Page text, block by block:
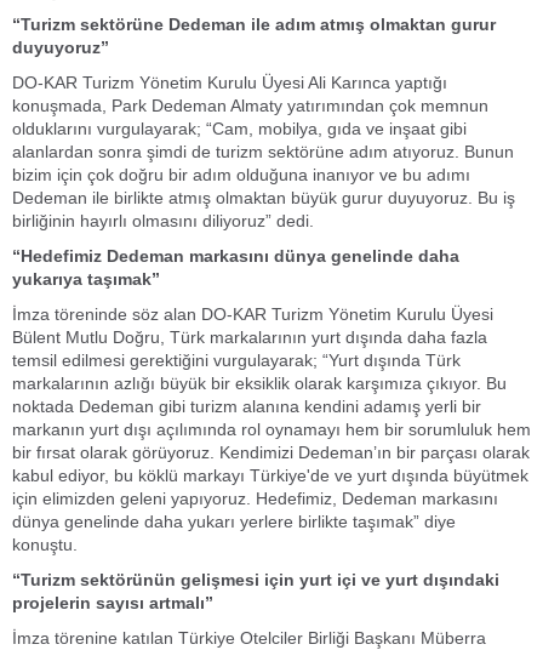
“Turizm sektörüne Dedeman ile adım atmış olmaktan gurur
duyuyoruz”
DO-KAR Turizm Yönetim Kurulu Üyesi Ali Karınca yaptığı
konuşmada, Park Dedeman Almaty yatırımından çok memnun
olduklarını vurgulayarak; “Cam, mobilya, gıda ve inşaat gibi
alanlardan sonra şimdi de turizm sektörüne adım atıyoruz. Bunun
bizim için çok doğru bir adım olduğuna inanıyor ve bu adımı
Dedeman ile birlikte atmış olmaktan büyük gurur duyuyoruz. Bu iş
birliğinin hayırlı olmasını diliyoruz” dedi.
“Hedefimiz Dedeman markasını dünya genelinde daha
yukarıya taşımak”
İmza töreninde söz alan DO-KAR Turizm Yönetim Kurulu Üyesi
Bülent Mutlu Doğru, Türk markalarının yurt dışında daha fazla
temsil edilmesi gerektiğini vurgulayarak; “Yurt dışında Türk
markalarının azlığı büyük bir eksiklik olarak karşımıza çıkıyor. Bu
noktada Dedeman gibi turizm alanına kendini adamış yerli bir
markanın yurt dışı açılımında rol oynamayı hem bir sorumluluk hem
bir fırsat olarak görüyoruz. Kendimizi Dedeman’ın bir parçası olarak
kabul ediyor, bu köklü markayı Türkiye'de ve yurt dışında büyütmek
için elimizden geleni yapıyoruz. Hedefimiz, Dedeman markasını
dünya genelinde daha yukarı yerlere birlikte taşımak” diye
konuştu.
“Turizm sektörünün gelişmesi için yurt içi ve yurt dışındaki
projelerin sayısı artmalı”
İmza törenine katılan Türkiye Otelciler Birliği Başkanı Müberra